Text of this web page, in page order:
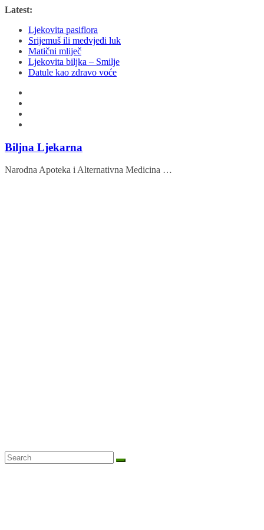
Skip
content
Latest:
Ljekovita pasiflora
Srijemuš ili medvjeđi luk
Matični mliječ
Ljekovita biljka – Smilje
Datule kao zdravo voće
Biljna Ljekarna
Narodna Apoteka i Alternativna Medicina …